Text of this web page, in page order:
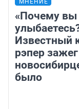
МНЕНИЕ
«Почему вы
Известный
рэпер
было